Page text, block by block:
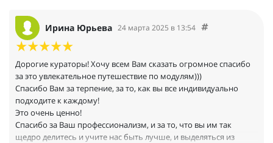
Ирина Юрьева 24 марта 2025 в 13:54
Дорогие кураторы! Хочу всем Вам сказать огромное спасибо
за это увлекательное путешествие по модулям)))
Спасибо Вам за терпение, за то, как вы все индивидуально
подходите к каждому!
Это очень ценно!
Спасибо за Ваш профессионализм, и за то, что вы им так
щедро делитесь и учите нас быть лучше, и выделяться из